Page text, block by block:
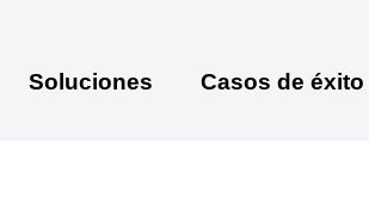
Soluciones Casos de éxito